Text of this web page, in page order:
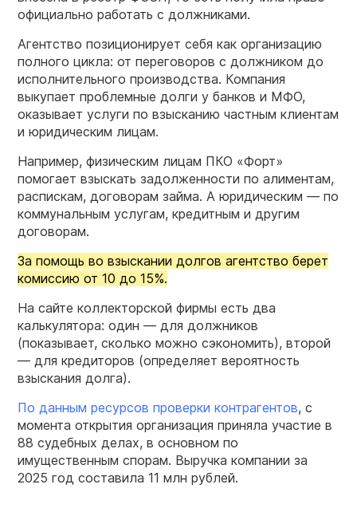
официально работать с должниками.
Агентство позиционирует себя как организацию
полного цикла: от переговоров с должником до
исполнительного производства. Компания
выкупает проблемные долги у банков и МФО,
оказывает услуги по взысканию частным клиентам
и юридическим лицам.
Например, физическим лицам ПКО «Форт»
помогает взыскать задолженности по алиментам,
распискам, договорам займа. А юридическим — по
коммунальным услугам, кредитным и другим
договорам.
За помощь во взыскании долгов агентство берет
комиссию от 10 до 15%.
На сайте коллекторской фирмы есть два
калькулятора: один — для должников
(показывает, сколько можно сэкономить), второй
— для кредиторов (определяет вероятность
взыскания долга).
По данным ресурсов проверки контрагентов, с
момента открытия организация приняла участие в
88 судебных делах, в основном по
имущественным спорам. Выручка компании за
2025 год составила 11 млн рублей.